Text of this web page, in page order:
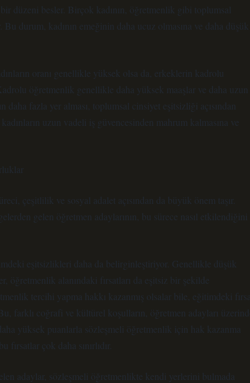
düzeni besler. Birçok kadının, öğretmenlik gibi toplumsal
durum, kadının emeğinin daha ucuz olmasına ve daha düşük
oranı genellikle yüksek olsa da, erkeklerin kadrolu
öğretmenlik genellikle daha yüksek maaşlar ve daha uzun
fazla yer alması, toplumsal cinsiyet eşitsizliği açısından
uzun vadeli iş güvencesinden mahrum kalmasına ve
çeşitlilik ve sosyal adalet açısından da büyük önem taşır.
gelen öğretmen adaylarının, bu sürece nasıl etkilendiğini
eşitsizlikleri daha da belirginleştiriyor. Genellikle düşük
alanındaki fırsatları da eşitsiz bir şekilde
tercihi yapma hakkı kazanmış olsalar bile, eğitimdeki
farklı coğrafi ve kültürel koşulların, öğretmen adayları
yüksek puanlarla sözleşmeli öğretmenlik için hak kazanma
çok daha sınırlıdır.
adaylar, sözleşmeli öğretmenlikte kendi yerlerini bulmada